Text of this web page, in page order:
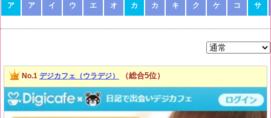
ア ア イ ウ エ オ カ カ キ ク ケ コ サ
No.1 デジカフェ（ウラデジ） （総合5位）